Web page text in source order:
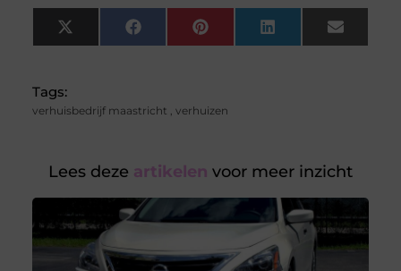
X
(Twitter)
FacebookPinterest LinkedIn Email
Tags:
verhuisbedrijf maastricht , verhuizen
Lees deze artikelen voor meer inzicht